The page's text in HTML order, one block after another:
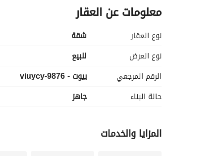
مساحة : 275 م
4 غرف نوم منهم غرفة ماستر
دريسنج رووم
ليفينج رووم
4 حمام
مطبخ
حمامات السباحة فى كل مكان
منطقة لحفلات الشواء
معلومات عن العقار
نوع العقار
شقة
نوع العرض
للبيع
الرقم المرجعي
بيوت - 9876-viuycy
حالة البناء
جاهز
المزايا والخدمات